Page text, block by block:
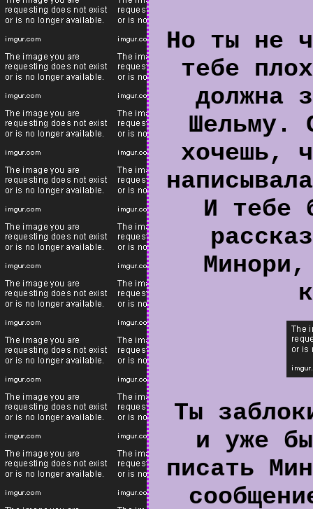
Но ты не
тебе
должна
Шельму.
хочешь,
И тебе
Ты
и уже
писать